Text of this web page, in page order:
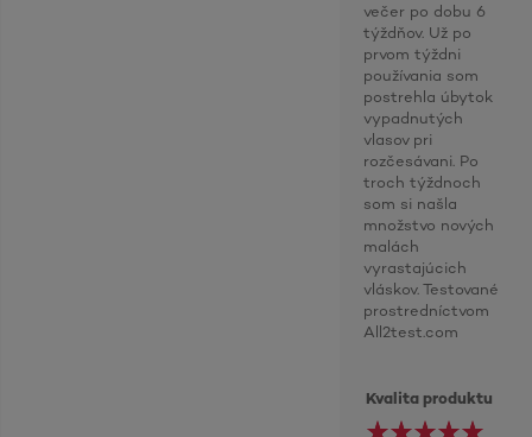
večer po dobu 6
týždňov. Už po
prvom týždni
používania som
postrehla úbytok
vypadnutých
vlasov pri
rozčesávani. Po
troch týždnoch
som si našla
množstvo nových
malách
vyrastajúcich
vláskov. Testované
prostredníctvom
All2test.com
Kvalita produktu